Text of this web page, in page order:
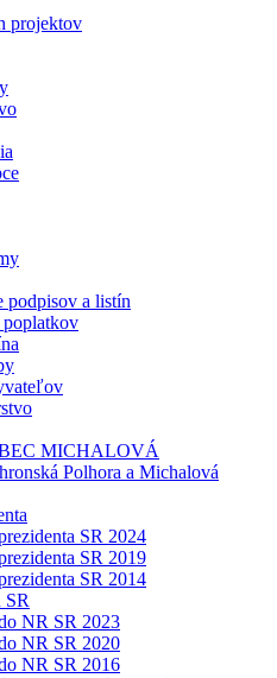
projektov
podpisov a listín
poplatkov
MICHALOVÁ
Polhora a Michalová
SR 2024
SR 2019
SR 2014
NR SR 2023
NR SR 2020
NR SR 2016